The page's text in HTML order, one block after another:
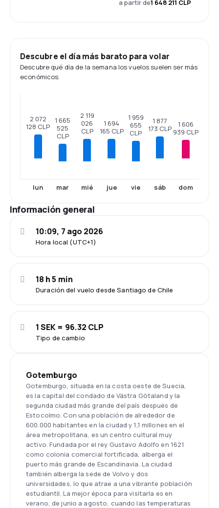
a partir de1 648 211 CLP
Descubre el día más barato para volar
Descubre qué día de la semana los vuelos suelen ser más
económicos.
2 072
128 CLP
lun
1 665
525
CLP
mar
2 119
026
CLP
mié
1 694
165 CLP
jue
1 959
655
CLP
vie
1 877
173 CLP
sáb
1 606
939 CLP
dom
Información general
Hora local (UTC+1)
10:09, 7 ago 2026
Duración del vuelo desde Santiago de Chile
18 h 5 min
Tipo de cambio
1 SEK = 96.32 CLP
Gotemburgo
Gotemburgo, situada en la costa oeste de Suecia,
es la capital del condado de Västra Götaland y la
segunda ciudad más grande del país después de
Estocolmo. Con una población de alrededor de
600.000 habitantes en la ciudad y 1,1 millones en el
área metropolitana, es un centro cultural muy
activo. Fundada por el rey Gustavo Adolfo en 1621
como colonia comercial fortificada, alberga el
puerto más grande de Escandinavia. La ciudad
también alberga la sede de Volvo y dos
universidades, lo que atrae a una vibrante población
estudiantil. La mejor época para visitarla es en
verano, de junio a agosto, cuando las temperaturas